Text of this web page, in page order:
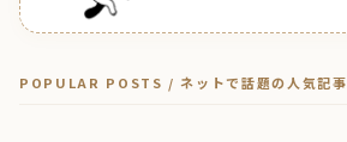
POPULAR POSTS / ネットで話題の人気記事